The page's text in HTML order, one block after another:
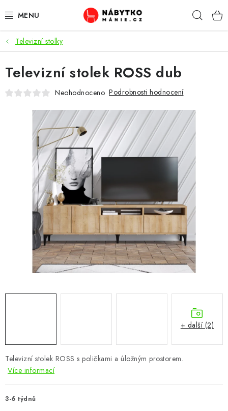
na
OBÝVACÍ POKOJ
KUCHYŇ A JÍDELNA
LOŽNICE
DĚTSKÝ POKOJ
KANCELÁŘ / PRACOVNA
KOUPELNA A WC
PŘEDSÍŇ
CHOVATELSKÉ POTŘEBY
DOPLŇKY A DEKORACE
VÝPRODEJ
Kontakty
Televizní stolky
Televizní stolek ROSS s poličkami a úložným prostorem.
Více informací
3-6 týdnů
Televizní stolek ROSS dub
Neohodnoceno Podrobnosti hodnocení
+ další (2)